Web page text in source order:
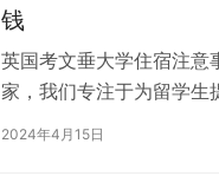
钱
英国考文垂大学住宿注意
家，我们专注于为留学生
深入探讨英国考文垂大
2024年4月15日